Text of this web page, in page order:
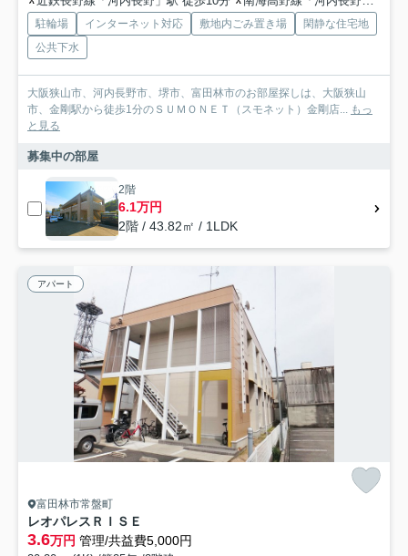
駐輪場 インターネット対応 敷地内ごみ置き場
閑静な住宅地
公共下水
大阪狭山市、河内長野市、堺市、富田林市のお部屋探しは、大阪狭山
市、金剛駅から徒歩1分のＳＵＭＯＮＥＴ（スモネット）金剛店... もっ
と見る
募集中の部屋
2階
6.1万円
2階 / 43.82㎡ / 1LDK
アパート
富田林市常盤町
レオパレスＲＩＳＥ
3.6万円 管理/共益費5,000円